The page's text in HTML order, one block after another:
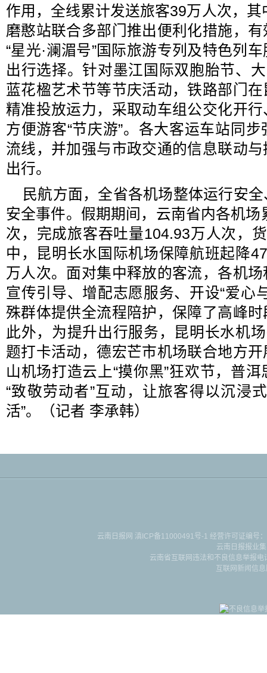
作用，全线累计发送旅客39万人次，
磨憨站联合多部门推出便利化措施，
“星光·澜湄号”国际旅游专列及特色列
出行选择。针对墨江国际双胞胎节、
蓝花楹艺术节等节庆活动，铁路部门
精准投放运力，采取动车组公交化开
方便游客“节庆游”。各大客运车站同
流线，并加强与市政交通的信息联动
出行。
民航方面，全省各机场整体运行安
安全事件。假期期间，云南省内各机
次，完成旅客吞吐量104.93万人次，
中，昆明长水国际机场保障航班起降
万人次。面对集中释放的客流，各机
宣传引导、增配志愿服务、开设“爱心
殊群体提供全流程陪护，保障了高峰
此外，为提升出行服务，昆明长水机
题打卡活动，德宏芒市机场联合地方
山机场打造云上“摸你黑”狂欢节，普
“致敬劳动者”互动，让旅客得以沉浸
活”。（记者 李承韩）
云南日报网 滇ICP备11000491号-1 经营许可证编号
云南日报报业
云南省互联网违法和不良信息举报
互联网新闻信